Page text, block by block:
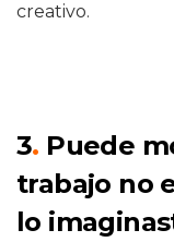
creativo.
3. Puede
trabajo no
lo